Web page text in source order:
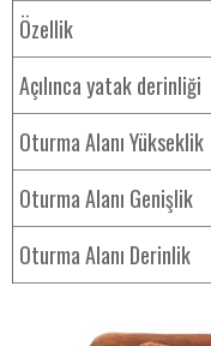
Özellik
Açılınca yatak derinliği
Oturma Alanı Yükseklik
Oturma Alanı Genişlik
Oturma Alanı Derinlik